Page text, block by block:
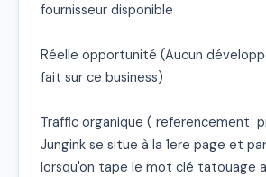
fournisseur disponible
Réelle opportunité (Aucun
fait sur ce business)
Traffic organique ( referencement
Jungink se situe à la 1ere page et
lorsqu'on tape le mot clé tatouage